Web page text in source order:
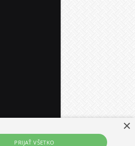
×
PRIJAŤ VŠETKO